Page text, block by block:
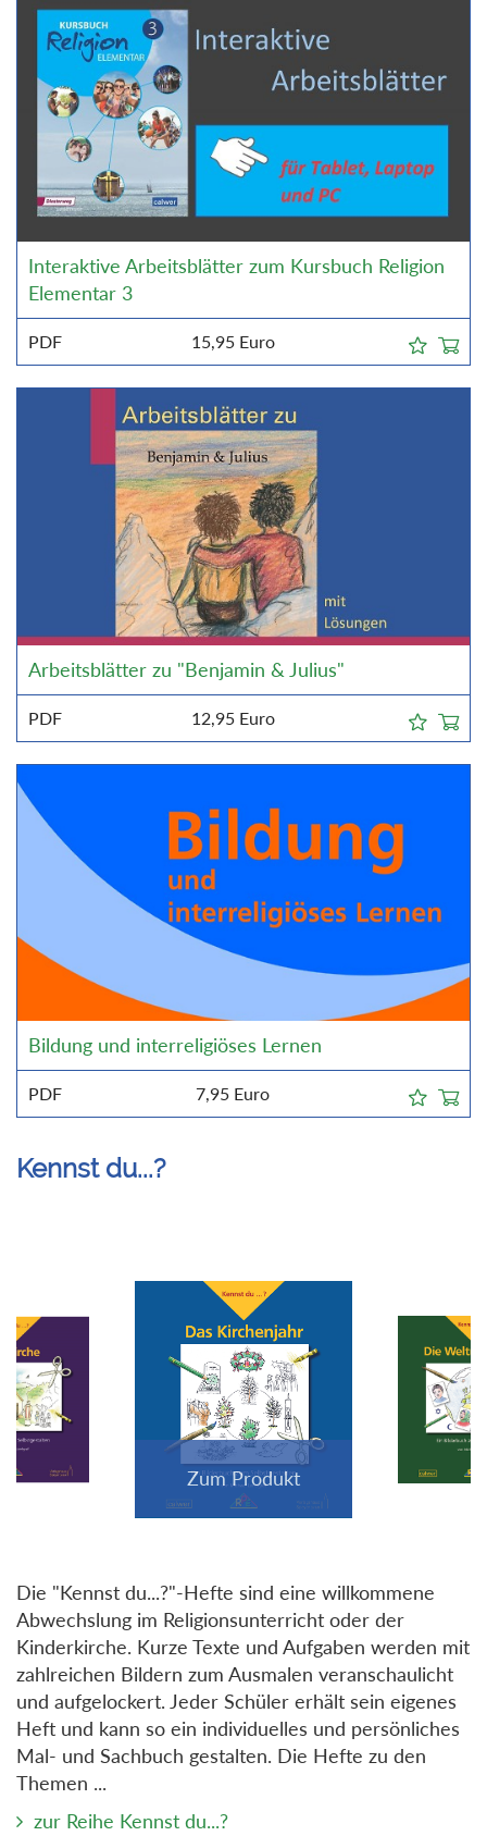
Interaktive Arbeitsblätter zum Kursbuch Religion
Elementar 3
PDF 15,95 Euro
Arbeitsblätter zu "Benjamin & Julius"
PDF 12,95 Euro
Bildung und interreligiöses Lernen
PDF 7,95 Euro
Kennst du...?
Die "Kennst du...?"-Hefte sind eine willkommene
Abwechslung im Religionsunterricht oder der
Kinderkirche. Kurze Texte und Aufgaben werden mit
zahlreichen Bildern zum Ausmalen veranschaulicht
und aufgelockert. Jeder Schüler erhält sein eigenes
Heft und kann so ein individuelles und persönliches
Mal- und Sachbuch gestalten. Die Hefte zu den
Themen ...
zur Reihe Kennst du...?